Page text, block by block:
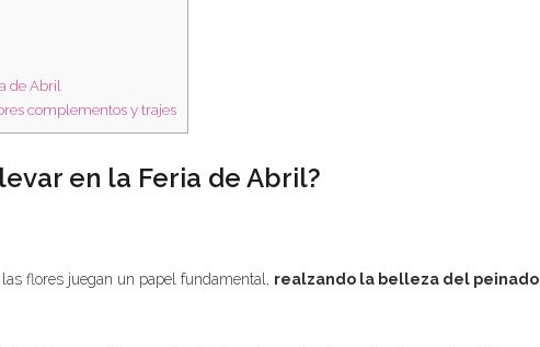
de Abril
complementos y trajes
en la Feria de Abril?
flores juegan un papel fundamental, realzando la belleza del peinado